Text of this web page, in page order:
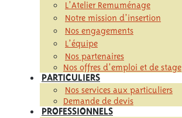
L’Atelier Remuménage
Notre mission d’insertion
Nos engagements
L’équipe
Nos partenaires
Nos offres d’emploi et de stage
PARTICULIERS
Nos services aux particuliers
Demande de devis
PROFESSIONNELS